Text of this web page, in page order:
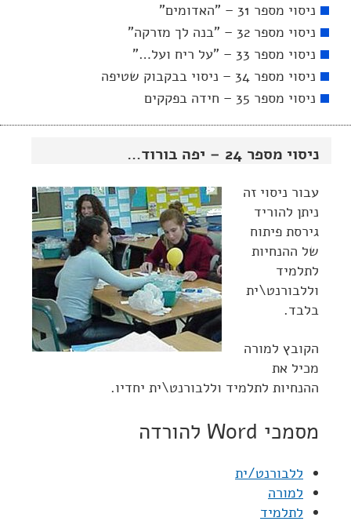
ניסוי מספר 24 – יפה בורוד…
עבור ניסוי זה
ניתן להוריד
גירסת פיתוח
של ההנחיות
לתלמיד
וללבורנט\ית
בלבד.
הקובץ למורה
מכיל את
ההנחיות לתלמיד וללבורנט\ית יחדיו.
מסמכי Word להורדה
ללבורנט/ית
למורה
לתלמיד
ניסוי מספר 31 – "האדומים"
ניסוי מספר 32 – "בנה לך מזרקה"
ניסוי מספר 33 – "על ריח ועל…"
ניסוי מספר 34 – ניסוי בבקבוק שטיפה
ניסוי מספר 35 – חידה בפקקים